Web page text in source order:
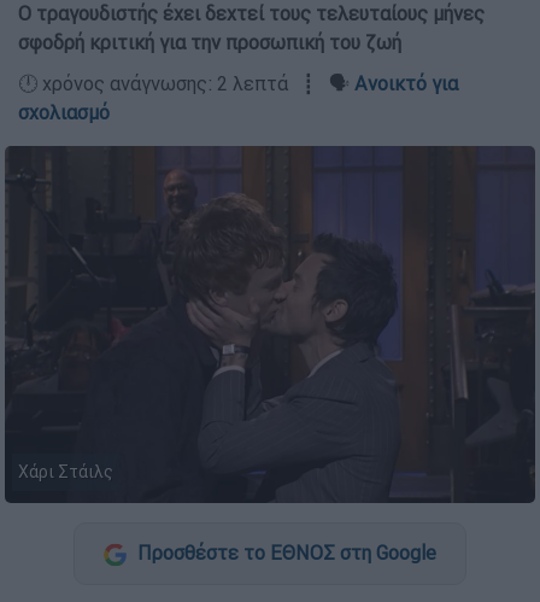
Ο τραγουδιστής έχει δεχτεί τους τελευταίους μήνες
σφοδρή κριτική για την προσωπική του ζωή
🕛 χρόνος ανάγνωσης: 2 λεπτά ┋ 🗣️ Ανοικτό για
σχολιασμό
Χάρι Στάιλς
Προσθέστε το ΕΘΝΟΣ στη Google